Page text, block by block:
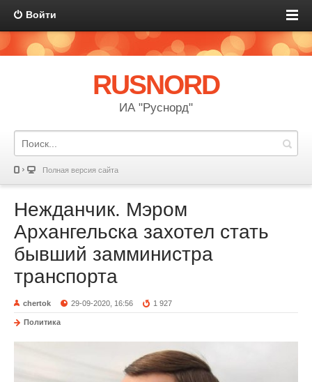
Войти
RUSNORD
ИА "Руснорд"
Полная версия сайта
Нежданчик. Мэром
Архангельска захотел стать
бывший замминистра
транспорта
chertok 29-09-2020, 16:56 1 927
Политика